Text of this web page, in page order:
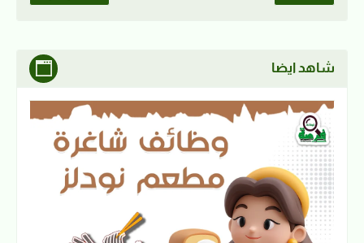
شاهد ايضا